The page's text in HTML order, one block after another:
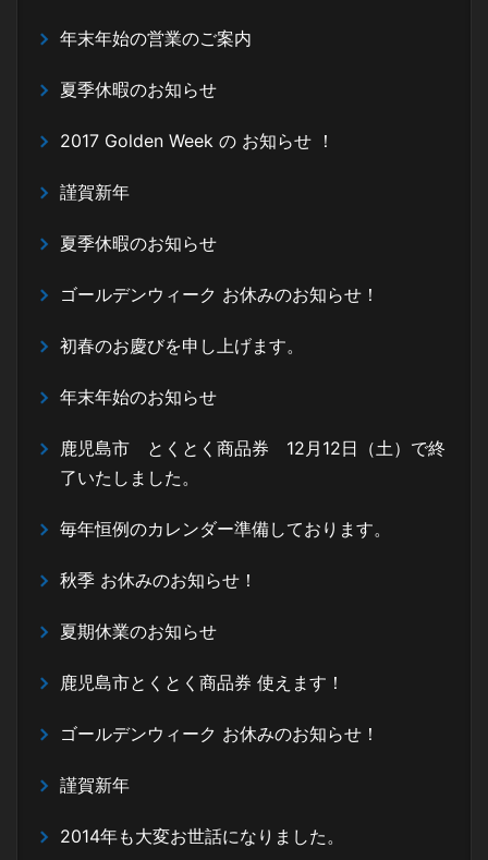
年末年始の営業のご案内
夏季休暇のお知らせ
2017 Golden Week の お知らせ ！
謹賀新年
夏季休暇のお知らせ
ゴールデンウィーク お休みのお知らせ！
初春のお慶びを申し上げます。
年末年始のお知らせ
鹿児島市 とくとく商品券 12月12日（土）で終
了いたしました。
毎年恒例のカレンダー準備しております。
秋季 お休みのお知らせ！
夏期休業のお知らせ
鹿児島市とくとく商品券 使えます！
ゴールデンウィーク お休みのお知らせ！
謹賀新年
2014年も大変お世話になりました。